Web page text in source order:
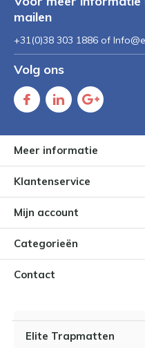
mailen
+31(0)38 303 1886 of
Volg ons
Meer informatie
Klantenservice
Mijn account
Categorieën
Contact
Elite Trapmatten